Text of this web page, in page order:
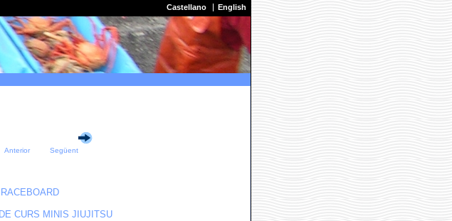
Castellano English
Anterior Següent
CURS MINIS JIUJITSU